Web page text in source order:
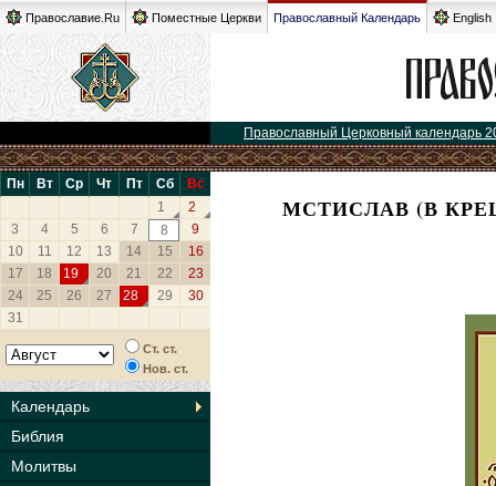
Православие.Ru Поместные Церкви Православный Календарь English
Православный Церковный календарь
Пн Вт Ср Чт Пт Сб
Вс
1
2
3
4 5 6 7 8
9
10
11 12 13 14 15
16
17
18 19 20 21 22
23
24
25 26 27 28 29
30
31
Ст. ст.
Нов. ст.
Календарь
Библия
Молитвы
МСТИСЛАВ (В